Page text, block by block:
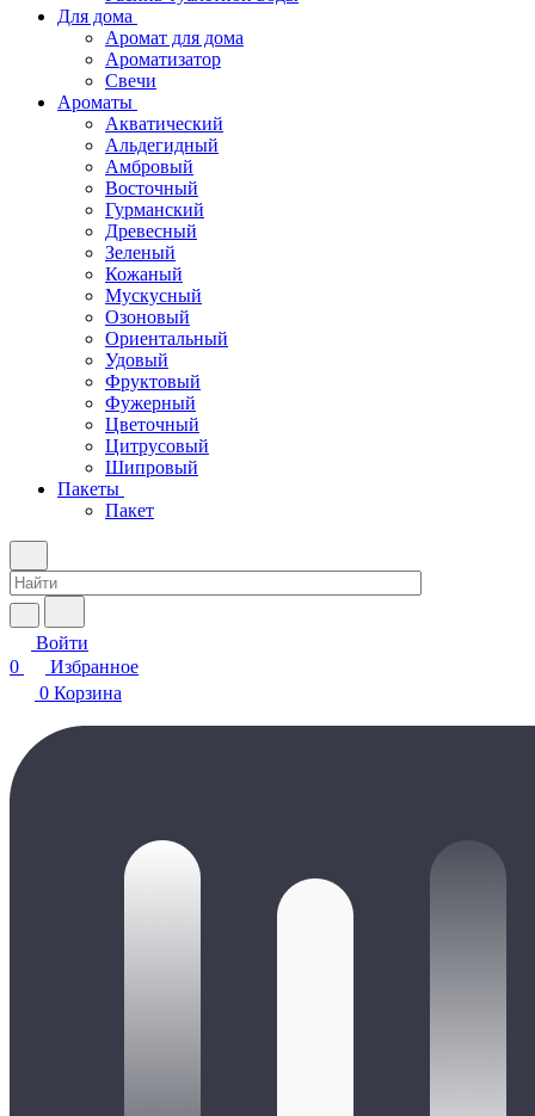
Для дома
Аромат для дома
Ароматизатор
Свечи
Ароматы
Акватический
Альдегидный
Амбровый
Восточный
Гурманский
Древесный
Зеленый
Кожаный
Мускусный
Озоновый
Ориентальный
Удовый
Фруктовый
Фужерный
Цветочный
Цитрусовый
Шипровый
Пакеты
Пакет
Войти
0
Избранное
0 Корзина